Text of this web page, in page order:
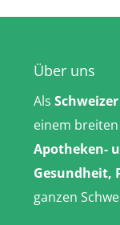
Über uns
AlsSchweizer
einem
Apotheken-
Gesundheit,
ganzen